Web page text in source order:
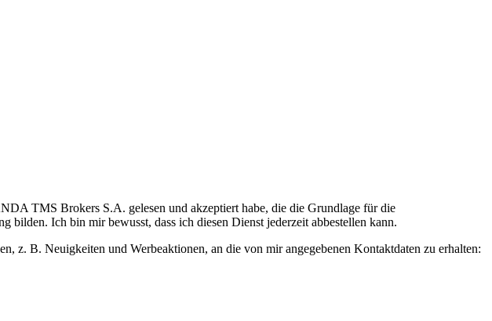
TMS Brokers S.A. gelesen und akzeptiert habe, die die Grundlage für die
Ich bin mir bewusst, dass ich diesen Dienst jederzeit abbestellen kann.
B. Neuigkeiten und Werbeaktionen, an die von mir angegebenen Kontaktdaten zu erhalten: